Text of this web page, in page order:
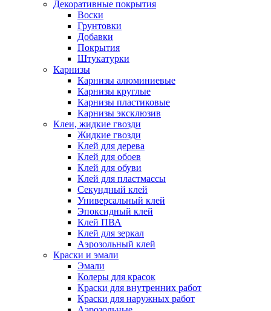
Декоративные покрытия
Воски
Грунтовки
Добавки
Покрытия
Штукатурки
Карнизы
Карнизы алюминиевые
Карнизы круглые
Карнизы пластиковые
Карнизы эксклюзив
Клеи, жидкие гвозди
Жидкие гвозди
Клей для дерева
Клей для обоев
Клей для обуви
Клей для пластмассы
Секундный клей
Универсальный клей
Эпоксидный клей
Клей ПВА
Клей для зеркал
Аэрозольный клей
Краски и эмали
Эмали
Колеры для красок
Краски для внутренних работ
Краски для наружных работ